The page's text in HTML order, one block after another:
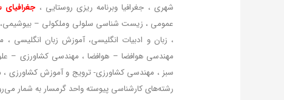
شهری ، جغرافیا وبرنامه ریزی روستایی ،
عمومی ، زیست شناسی سلولی وملکولی –
، زبان و ادبیات انگلیسی، آموزش زبان انگلیسی ،
مهندسی هوافضا – هوافضا ، مهندسی کشاورزی –
سبز ، مهندسی کشاورزی- ترویج و آموزش کشاورزی
رشته‌های کار‌شناسی پیوسته واحد گرمسار به شمار